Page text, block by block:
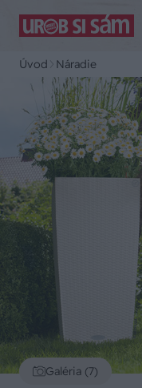
Úvod Náradie
Galéria (7)